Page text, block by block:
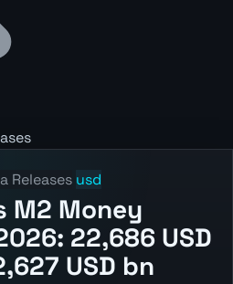
Releases usd
M2 Money
22,686 USD
USD bn